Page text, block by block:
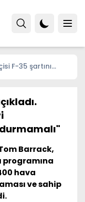
F-35 şartını
Barrack,
programına
hava
ve sahip